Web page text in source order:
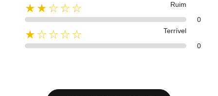
★★☆☆☆
Ruim
0
★☆☆☆☆
Terrível
0